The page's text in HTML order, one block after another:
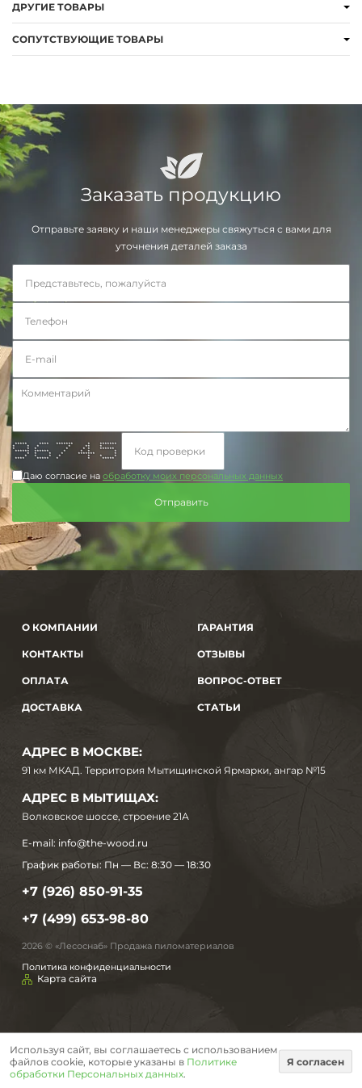
ДРУГИЕ ТОВАРЫ
СОПУТСТВУЮЩИЕ ТОВАРЫ
Заказать продукцию
Отправьте заявку и наши менеджеры свяжуться с вами для
уточнения деталей заказа
***** **** ******* * *******
* * * * ** *
* * * * * * ******
****** ****** * * * *
* * * * ******* *
* * * * * * *
**** ***** * * *****
Даю согласие на обработку моих персональных данных
О КОМПАНИИ
КОНТАКТЫ
ОПЛАТА
ДОСТАВКА
ГАРАНТИЯ
ОТЗЫВЫ
ВОПРОС-ОТВЕТ
СТАТЬИ
АДРЕС В МОСКВЕ:
91 км МКАД. Территория Мытищинской Ярмарки, ангар №15
АДРЕС В МЫТИЩАХ:
Волковское шоссе, строение 21А
E-mail: info@the-wood.ru
График работы: Пн — Вс: 8:30 — 18:30
+7 (926) 850-91-35
+7 (499) 653-98-80
2026 © «Лесоснаб» Продажа пиломатериалов
Политика конфиденциальности
Карта сайта
Используя сайт, вы соглашаетесь с использованием
файлов cookie, которые указаны в Политике
обработки Персональных данных.
Я согласен